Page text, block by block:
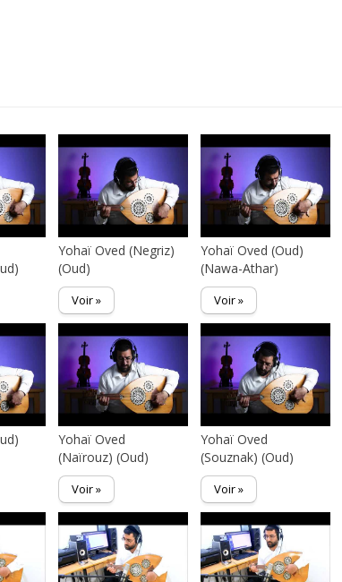
Yohaï Oved (Negriz)
(Oud)
Voir »
Yohaï Oved (Oud)
(Nawa-Athar)
Voir »
Yohaï Oved
(Naïrouz) (Oud)
Voir »
Yohaï Oved
(Souznak) (Oud)
Voir »